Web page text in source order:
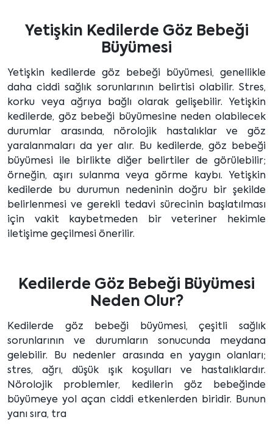
Yetişkin Kedilerde Göz Bebeği
Büyümesi
Yetişkin kedilerde göz bebeği büyümesi, genellikle
daha ciddi sağlık sorunlarının belirtisi olabilir. Stres,
korku veya ağrıya bağlı olarak gelişebilir. Yetişkin
kedilerde, göz bebeği büyümesine neden olabilecek
durumlar arasında, nörolojik hastalıklar ve göz
yaralanmaları da yer alır. Bu kedilerde, göz bebeği
büyümesi ile birlikte diğer belirtiler de görülebilir;
örneğin, aşırı sulanma veya görme kaybı. Yetişkin
kedilerde bu durumun nedeninin doğru bir şekilde
belirlenmesi ve gerekli tedavi sürecinin başlatılması
için vakit kaybetmeden bir veteriner hekimle
iletişime geçilmesi önerilir.
Kedilerde Göz Bebeği Büyümesi
Neden Olur?
Kedilerde göz bebeği büyümesi, çeşitli sağlık
sorunlarının ve durumların sonucunda meydana
gelebilir. Bu nedenler arasında en yaygın olanları;
stres, ağrı, düşük ışık koşulları ve hastalıklardır.
Nörolojik problemler, kedilerin göz bebeğinde
büyümeye yol açan ciddi etkenlerden biridir. Bunun
yanı sıra, tra